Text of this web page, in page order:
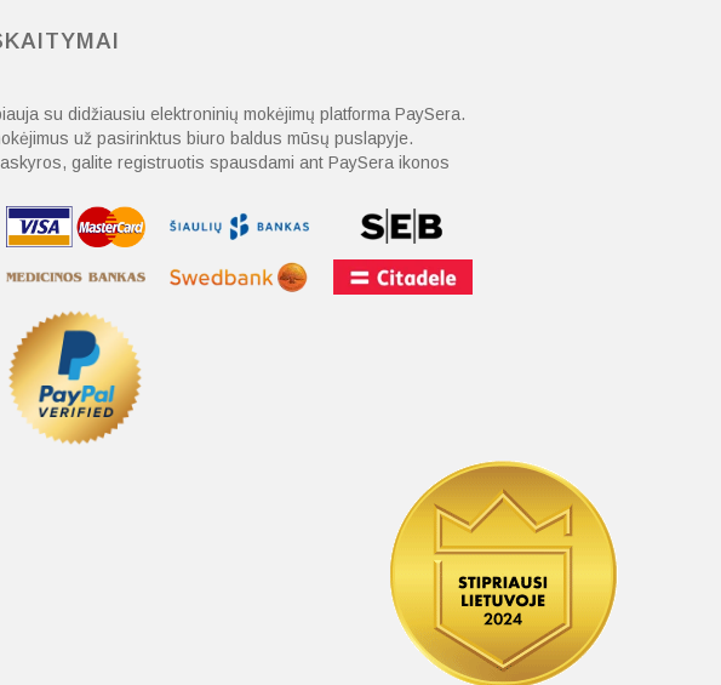
su didžiausiu elektroninių mokėjimų platforma PaySera.
už pasirinktus biuro baldus mūsų puslapyje.
galite registruotis spausdami ant PaySera ikonos